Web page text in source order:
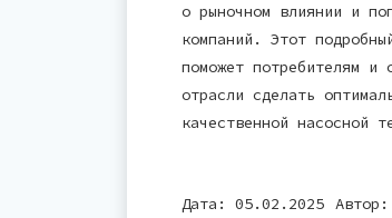
о рыночном влиянии и
компаний. Этот
поможет потребителям и
отрасли сделать
качественной насосной
Дата: 05.02.2025 Автор: